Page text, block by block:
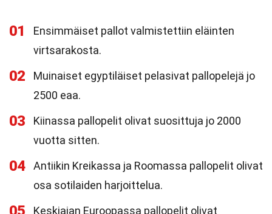
01
Ensimmäiset pallot valmistettiin eläinten
virtsarakosta.
02
Muinaiset egyptiläiset pelasivat pallopelejä jo
2500 eaa.
03
Kiinassa pallopelit olivat suosittuja jo 2000
vuotta sitten.
04
Antiikin Kreikassa ja Roomassa pallopelit olivat
osa sotilaiden harjoittelua.
Keskiajan Euroopassa pallopelit olivat